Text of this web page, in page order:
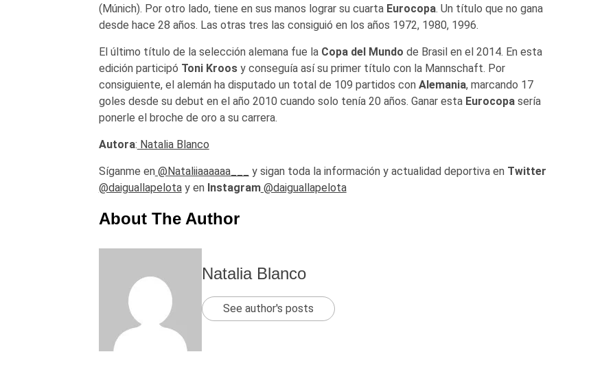
(Múnich). Por otro lado, tiene en sus manos lograr su cuarta Eurocopa. Un título que no gana
desde hace 28 años. Las otras tres las consiguió en los años 1972, 1980, 1996.
El último título de la selección alemana fue laCopa del Mundo de Brasil en el 2014. En esta
edición participó Toni Kroosy conseguía así su primer título con la Mannschaft. Por
consiguiente, el alemán ha disputado un total de 109 partidos con Alemania, marcando 17
goles desde su debut en el año 2010 cuando solo tenía 20 años. Ganar esta Eurocopasería
ponerle el broche de oro a su carrera.
Autora: Natalia Blanco
Síganme en @Nataliiaaaaaa___ y sigan toda la información y actualidad deportiva en Twitter
@daiguallapelotay en Instagram@daiguallapelota
About The Author
Natalia Blanco
See author's posts